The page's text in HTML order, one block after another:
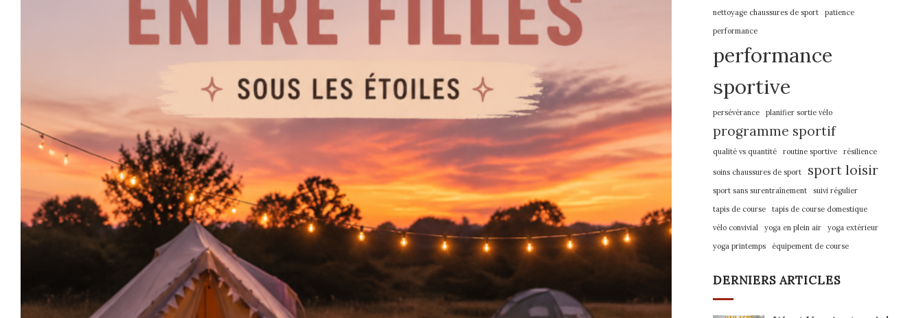
nettoyage chaussures de sport
patience
performance
performance
sportive
persévérance planifier sortie vélo
programme sportif
qualité vs quantité routine sportive résilience
soins chaussures de sport sport loisir
sport sans surentraînement
suivi régulier
tapis de course
tapis de course domestique
vélo convivial
yoga en plein air
yoga extérieur
yoga printemps
équipement de course
DERNIERS ARTICLES